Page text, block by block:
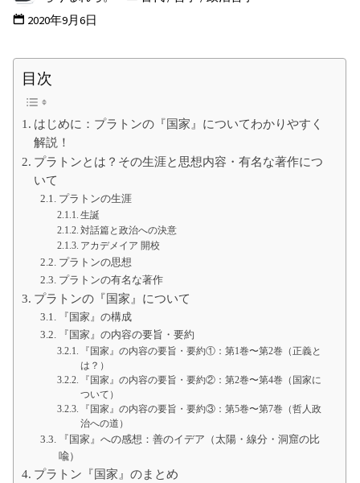
め
2020年9月6日
目次
はじめに：プラトンの『国家』についてわかりやすく
解説！
プラトンとは？その生涯と思想内容・有名な著作につ
いて
プラトンの生涯
生誕
対話篇と政治への決意
アカデメイア 開校
プラトンの思想
プラトンの有名な著作
プラトンの『国家』について
『国家』の構成
『国家』の内容の要旨・要約
『国家』の内容の要旨・要約①：第1巻〜第2巻（正義と
は？）
『国家』の内容の要旨・要約②：第2巻〜第4巻（国家に
ついて）
『国家』の内容の要旨・要約③：第5巻〜第7巻（哲人政
治への道）
『国家』への感想：善のイデア（太陽・線分・洞窟の比
喩）
プラトン『国家』のまとめ